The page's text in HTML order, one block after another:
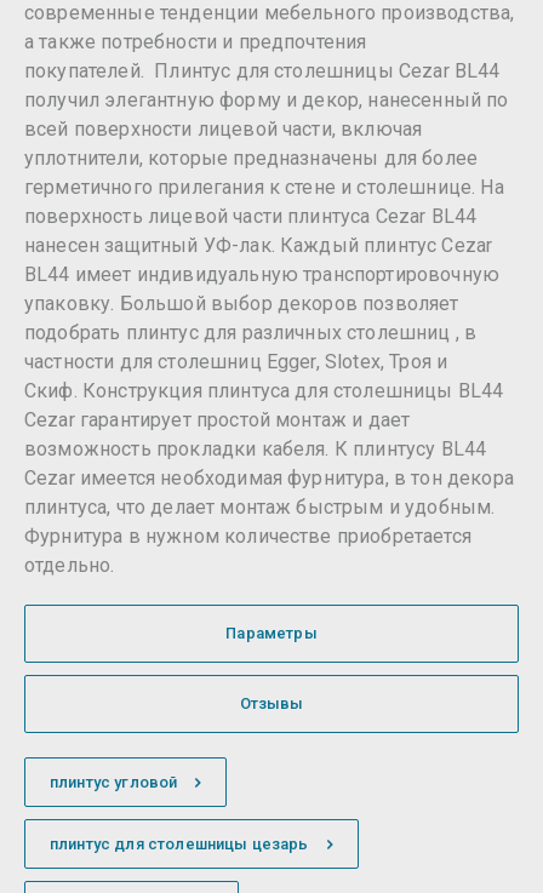
современные тенденции мебельного производства,
а также потребности и предпочтения
покупателей. Плинтус для столешницы Cezar BL44
получил элегантную форму и декор, нанесенный по
всей поверхности лицевой части, включая
уплотнители, которые предназначены для более
герметичного прилегания к стене и столешнице. На
поверхность лицевой части плинтуса Cezar BL44
нанесен защитный УФ-лак. Каждый плинтус Cezar
BL44 имеет индивидуальную транспортировочную
упаковку. Большой выбор декоров позволяет
подобрать плинтус для различных столешниц , в
частности для столешниц Egger, Slotex, Троя и
Скиф. Конструкция плинтуса для столешницы BL44
Cezar гарантирует простой монтаж и дает
возможность прокладки кабеля. К плинтусу BL44
Cezar имеется необходимая фурнитура, в тон декора
плинтуса, что делает монтаж быстрым и удобным.
Фурнитура в нужном количестве приобретается
отдельно.
Параметры
Отзывы
плинтус угловой
плинтус для столешницы цезарь